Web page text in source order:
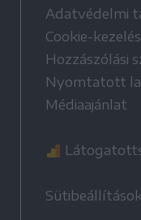
Adatvédelmi
Cookie-
Hozzászólási
Nyomtatott
Médiaajánlat
Sütibeállítások